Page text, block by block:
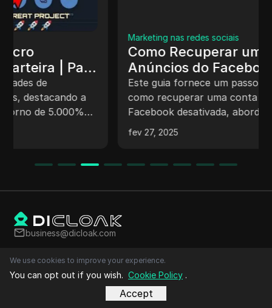
Marketing nas redes sociais
Como Recuperar uma Conta de
Anúncios do Facebook
Desativada
Este guia fornece um passo a passo sobre
como recuperar uma conta de anúncios do
Facebook desativada, abordando desde a
compreensão das razões da desativação até a
resolução de problemas de pagamento e a
sobre como evitar restrições futuras e a
business@dicloak.com
We use cookies to improve your experience.
You can opt out if you wish. Cookie Policy .
Accept